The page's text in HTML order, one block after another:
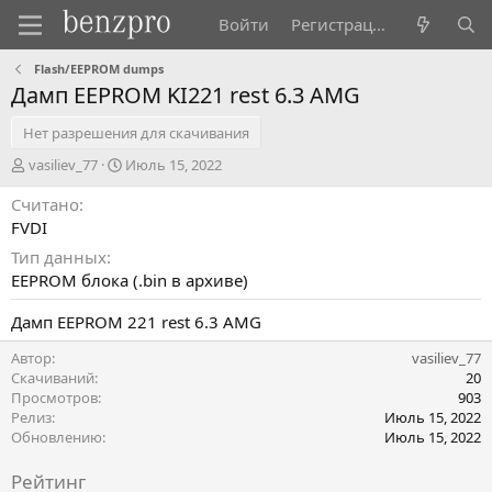
Войти Регистрация
Flash/EEPROM dumps
Дамп EEPROM KI221 rest 6.3 AMG
Нет разрешения для скачивания
А
в
т
о
vasiliev_77
Д
а
з
д
а
н
Июль 15, 2022
Считано
FVDI
Тип данных
EEPROM блока (.bin в архиве)
Дамп EEPROM 221 rest 6.3 AMG
Автор
vasiliev_77
Скачиваний
20
Просмотров
903
Релиз
Июль 15, 2022
Обновлению
Июль 15, 2022
Рейтинг